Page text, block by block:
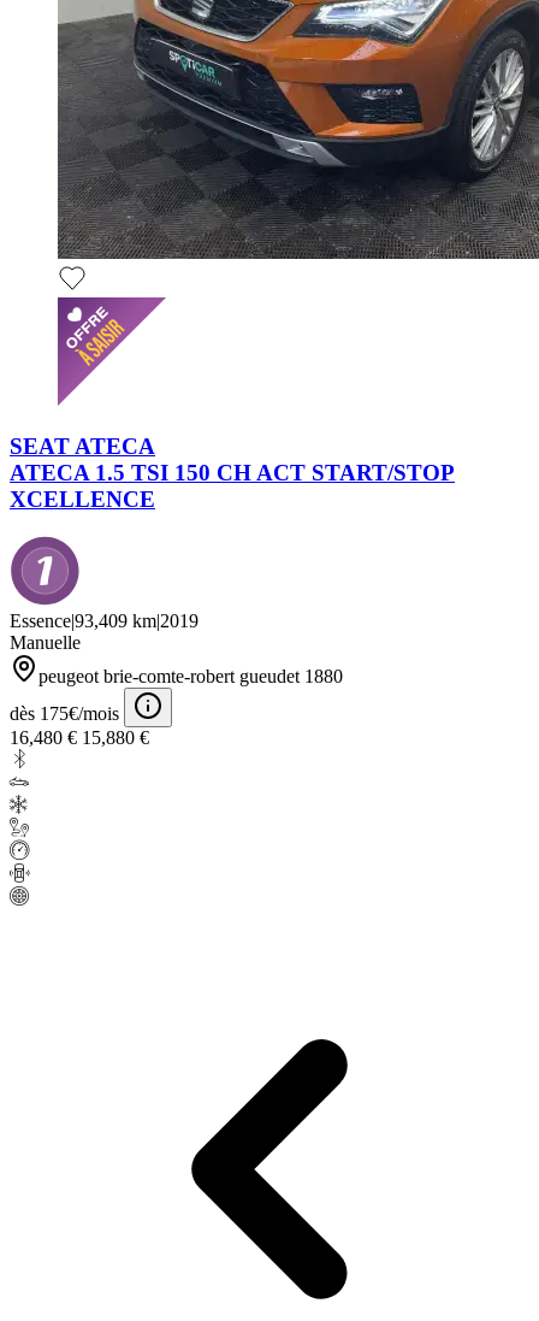
SEAT ATECA
ATECA 1.5 TSI 150 CH ACT START/STOP
XCELLENCE
Essence|93,409 km|2019
Manuelle
peugeot brie-comte-robert gueudet 1880
dès 175€/mois
16,480 € 15,880 €